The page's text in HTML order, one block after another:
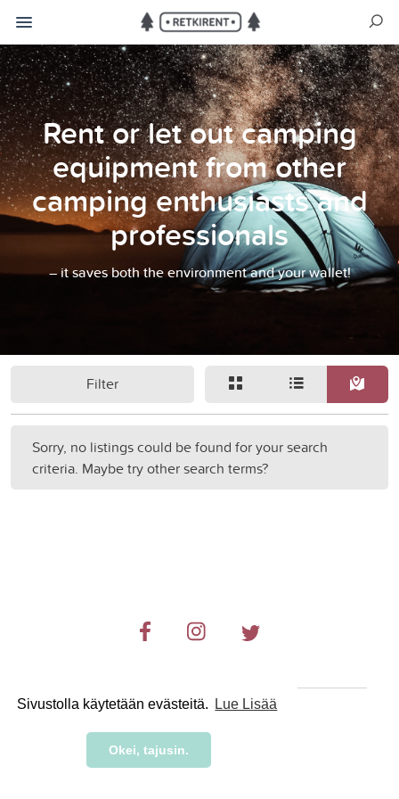
Sivustolla käytetään evästeitä. Lue Lisää
Okei, tajusin.
Rent or let out camping
equipment from other
camping enthusiasts and
professionals
– it saves both the environment and your wallet!
Filter
Sorry, no listings could be found for your search
criteria. Maybe try other search terms?